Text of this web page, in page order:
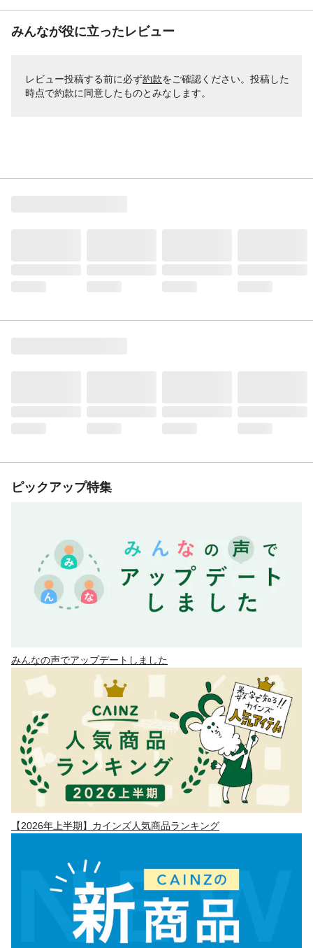
みんなが役に立ったレビュー
レビュー投稿する前に必ず約款をご確認ください。投稿した
時点で約款に同意したものとみなします。
ピックアップ特集
みんなの声でアップデートしました
【2026年上半期】カインズ人気商品ランキング